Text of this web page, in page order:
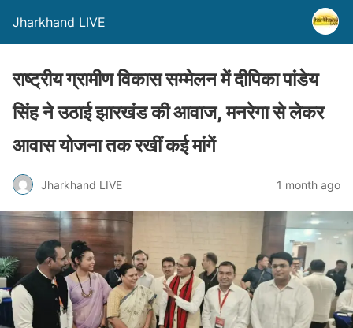
Jharkhand LIVE
राष्ट्रीय ग्रामीण विकास सम्मेलन में दीपिका पांडेय
सिंह ने उठाई झारखंड की आवाज, मनरेगा से लेकर
आवास योजना तक रखीं कई मांगें
Jharkhand LIVE 1 month ago